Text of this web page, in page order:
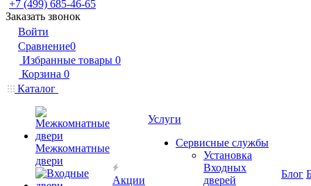
+7 (499) 685-46-65
Заказать звонок
Войти
Сравнение0
Избранные товары 0
Корзина 0
Каталог
Межкомнатные
двери
Акции
Услуги
Сервисные службы
Установка
Входных
дверей
Блог